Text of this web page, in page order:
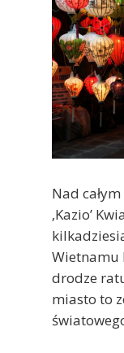
Nad
‚Kazio’
Wietnamu
drodze
miasto to